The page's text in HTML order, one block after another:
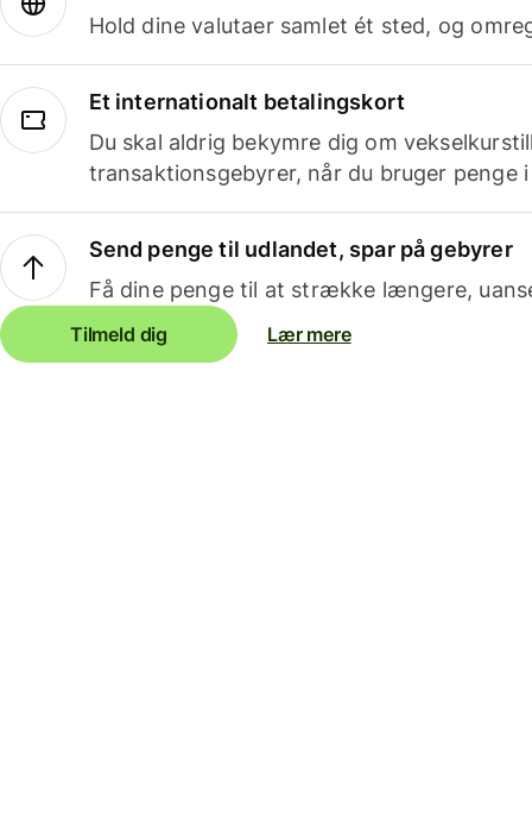
Hold dine valutaer samlet ét sted, og
Et internationalt betalingskort
Du skal aldrig bekymre dig om
transaktionsgebyrer, når du bruger penge
Send penge til udlandet, spar på gebyrer
Få dine penge til at strække længere,
Tilmeld dig Lær mere